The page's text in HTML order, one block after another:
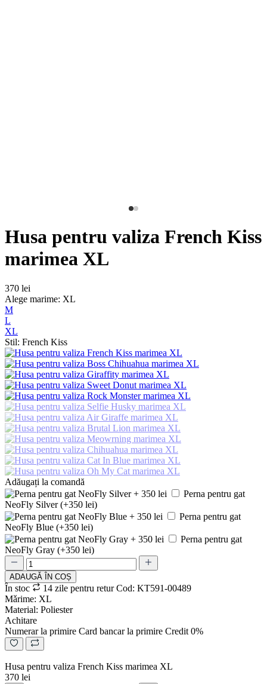
Husa pentru valiza French Kiss
marimea XL
370 lei
Alege marime: XL
M
L
XL
Stil: French Kiss
Adăugați la comandă
Perna pentru gat
NeoFly Silver (+350 lei)
Perna pentru gat
NeoFly Blue (+350 lei)
Perna pentru gat
NeoFly Gray (+350 lei)
ADAUGǍ ÎN COȘ
În stoc 14 zile pentru returCod: KT591-00489
Mǎrime: XL
Material: Poliester
Achitare
Numerar la primire Card bancar la primire Credit 0%
Husa pentru valiza French Kiss marimea XL
370 lei